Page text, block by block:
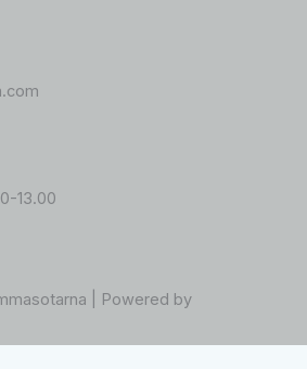
13.00
| Powered by